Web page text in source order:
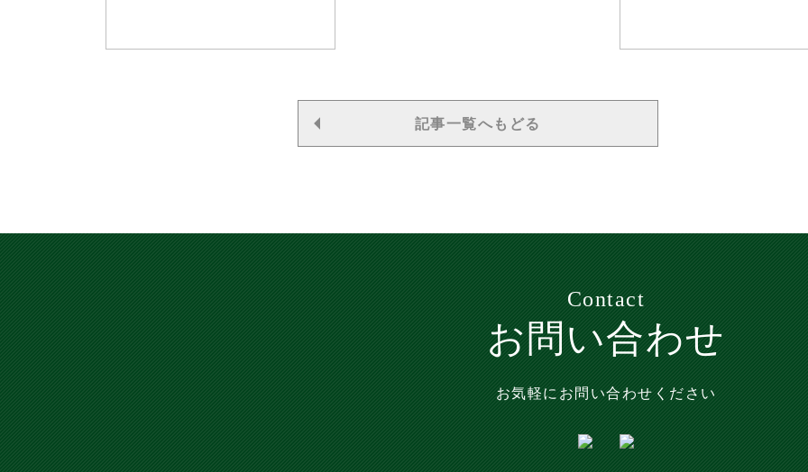
記事一覧へもどる
Contact
お問い合わせ
お気軽にお問い合わせください